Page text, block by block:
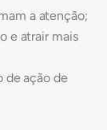
a atenção;
e atrair mais
de ação de